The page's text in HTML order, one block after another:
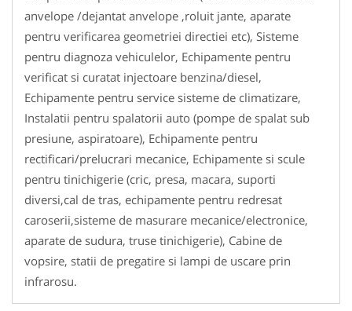
anvelope /dejantat anvelope ,roluit jante, aparate
pentru verificarea geometriei directiei etc), Sisteme
pentru diagnoza vehiculelor, Echipamente pentru
verificat si curatat injectoare benzina/diesel,
Echipamente pentru service sisteme de climatizare,
Instalatii pentru spalatorii auto (pompe de spalat sub
presiune, aspiratoare), Echipamente pentru
rectificari/prelucrari mecanice, Echipamente si scule
pentru tinichigerie (cric, presa, macara, suporti
diversi,cal de tras, echipamente pentru redresat
caroserii,sisteme de masurare mecanice/electronice,
aparate de sudura, truse tinichigerie), Cabine de
vopsire, statii de pregatire si lampi de uscare prin
infrarosu.